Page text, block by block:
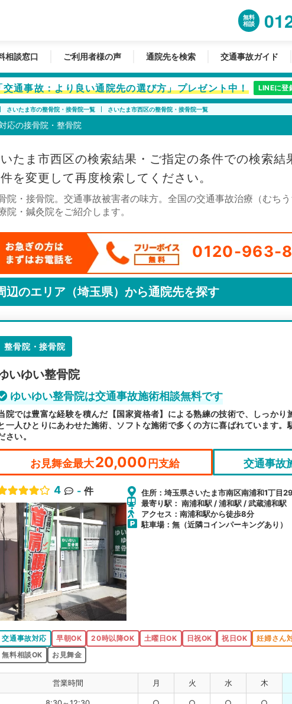
無料
相談
相談窓口 ご利用者様の声 通院先を検索 交通事故ガイド
通事故：より良い通院先の選び方」プレゼント中！ LINEに登
さいたま市の整骨院・接骨院一覧 さいたま市西区の整骨院・接骨院一覧
応の接骨院・整骨院
たま市西区の検索結果・ご指定の条件での検索結
を変更して再度検索してください。
院・接骨院。交通事故被害者の味方。全国の交通事故治療（むち
院・鍼灸院をご紹介します。
0120-963-
辺のエリア（埼玉県）から通院先を探す
整骨院・接骨院
いゆい整骨院
ゆいゆい整骨院は交通事故施術相談無料です
院では豊富な経験を積んだ【国家資格者】による熟練の技術で、しっかり
一人ひとりにあわせた施術、ソフトな施術で多くの方に喜ばれています。
さい。
お見舞金最大20,000 円支給 交通事故
4 - 件
住所：埼玉県さいたま市南区南浦和1丁目
最寄り駅： 南浦和駅 / 浦和駅 / 武蔵浦和駅
アクセス：南浦和駅から徒歩8分
駐車場：無（近隣コインパーキングあり）
交通事故対応 早朝OK 20時以降OK 土曜日OK 日祝OK 祝日OK 妊婦さん
無料相談OK
お見舞金
営業時間 月 火 水 木